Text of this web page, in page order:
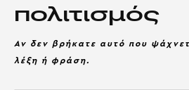
πολιτισμός
Αν δεν βρήκατε αυτό που
λέξη ή φράση.